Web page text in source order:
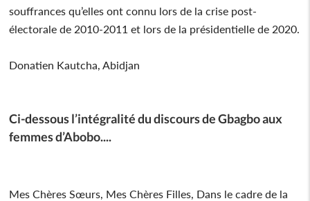
souffrances qu’elles ont connu lors de la crise post-
électorale de 2010-2011 et lors de la présidentielle de 2020.
Donatien Kautcha, Abidjan
Ci-dessous l’intégralité du discours de Gbagbo aux
femmes d’Abobo....
Mes Chères Sœurs, Mes Chères Filles, Dans le cadre de la